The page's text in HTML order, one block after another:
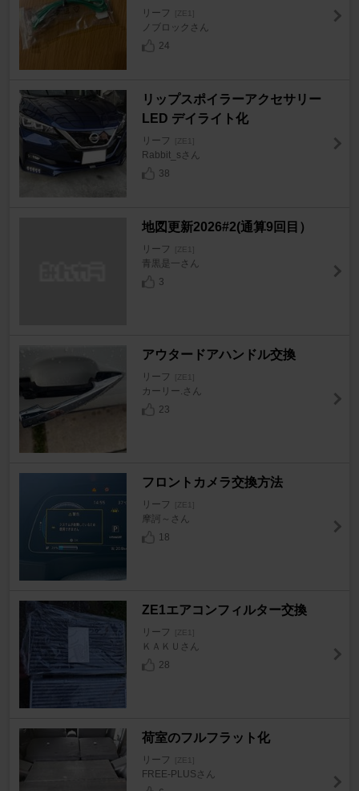
リーフ [ZE1]
ノブロックさん
24
リップスポイラーアクセサリー
LED デイライト化
リーフ [ZE1]
Rabbit_sさん
38
地図更新2026#2(通算9回目）
リーフ [ZE1]
青黒是一さん
3
アウタードアハンドル交換
リーフ [ZE1]
カーリー.さん
23
フロントカメラ交換方法
リーフ [ZE1]
摩訶～さん
18
ZE1エアコンフィルター交換
リーフ [ZE1]
ＫＡＫＵさん
28
荷室のフルフラット化
リーフ [ZE1]
FREE-PLUSさん